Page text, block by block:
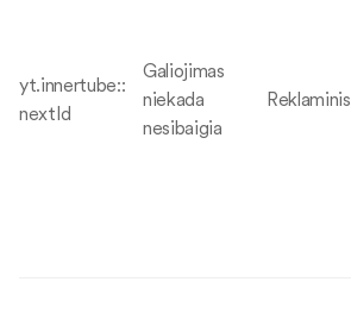
yt.innertube::
nextId
Galiojimas
niekada
nesibaigia
Reklaminis